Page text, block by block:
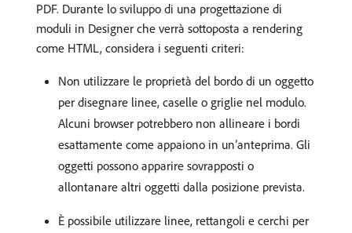
PDF. Durante lo sviluppo di una progettazione di
moduli in Designer che verrà sottoposta a rendering
come HTML, considera i seguenti criteri:
Non utilizzare le proprietà del bordo di un oggetto
per disegnare linee, caselle o griglie nel modulo.
Alcuni browser potrebbero non allineare i bordi
esattamente come appaiono in un’anteprima. Gli
oggetti possono apparire sovrapposti o
allontanare altri oggetti dalla posizione prevista.
È possibile utilizzare linee, rettangoli e cerchi per